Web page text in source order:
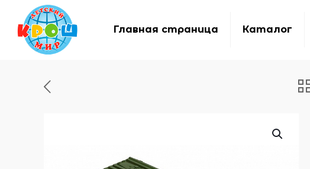
Главная страница Каталог